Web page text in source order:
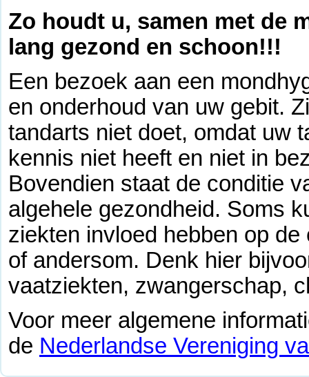
Zo houdt u, samen met de
lang gezond en schoon!!!
Een bezoek aan een
en onderhoud van uw gebit.
tandarts niet doet, omdat uw
kennis niet heeft en niet in
Bovendien staat de conditie
algehele gezondheid. Soms
ziekten invloed hebben op
of andersom. Denk hier
vaatziekten, zwangerschap,
Voor meer algemene
de Nederlandse Vereniging